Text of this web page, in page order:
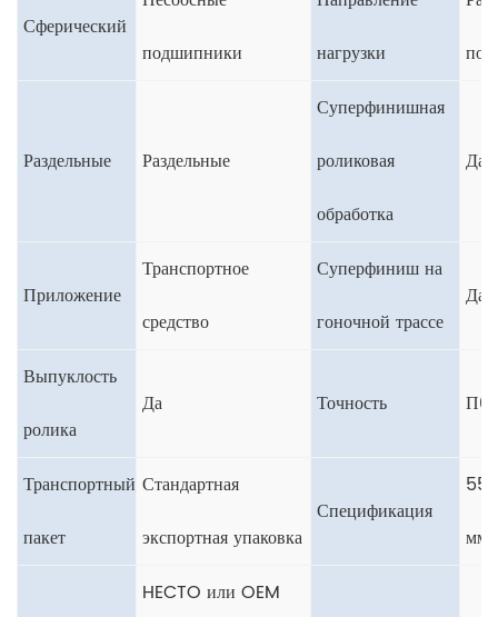
Сферический
подшипники
нагрузки
Раздельные Раздельные
Суперфинишная
роликовая
обработка
Да
Приложение
Транспортное
средство
Суперфиниш на
гоночной трассе
Да
Выпуклость
ролика
Да Точность П0
Транспортный
пакет
Стандартная
экспортная упаковка
Спецификация
мм
HECTO или OEM